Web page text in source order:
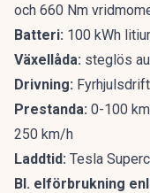
och 660 Nm
Batteri: 100 kWh
Växellåda: steglös
Drivning: Fyrhjulsdrift
Prestanda: 0-100
250 km/h
Laddtid: Tesla
Bl. elförbrukning